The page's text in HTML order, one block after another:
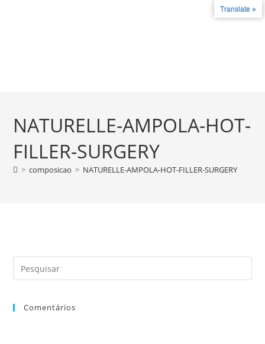
NATURELLE-AMPOLA-HOT-
FILLER-SURGERY
> composicao > NATURELLE-AMPOLA-HOT-FILLER-SURGERY
Comentários
Translate »